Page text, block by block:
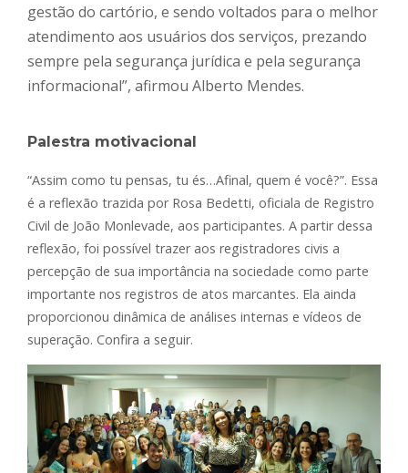
gestão do cartório, e sendo voltados para o melhor
atendimento aos usuários dos serviços, prezando
sempre pela segurança jurídica e pela segurança
informacional”, afirmou Alberto Mendes.
Palestra motivacional
“Assim como tu pensas, tu és…Afinal, quem é você?”. Essa
é a reflexão trazida por Rosa Bedetti, oficiala de Registro
Civil de João Monlevade, aos participantes. A partir dessa
reflexão, foi possível trazer aos registradores civis a
percepção de sua importância na sociedade como parte
importante nos registros de atos marcantes. Ela ainda
proporcionou dinâmica de análises internas e vídeos de
superação. Confira a seguir.